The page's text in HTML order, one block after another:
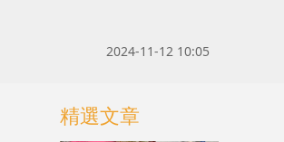
2024-11-12 10:05
精選文章